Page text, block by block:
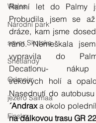
Wales
Národní park
sever Skotska
Shetlandy
Orkneje
jezero Saimaa
Finsko
Ranní let do Palmy
Probudila jsem se
dráze, kam jsme
ráno. Nemeškala
vypravila do
Decatlonu- nákup
trekových holí a
Nasednutí do autobusu
´Andrax a okolo
na dálkovou trasu GR